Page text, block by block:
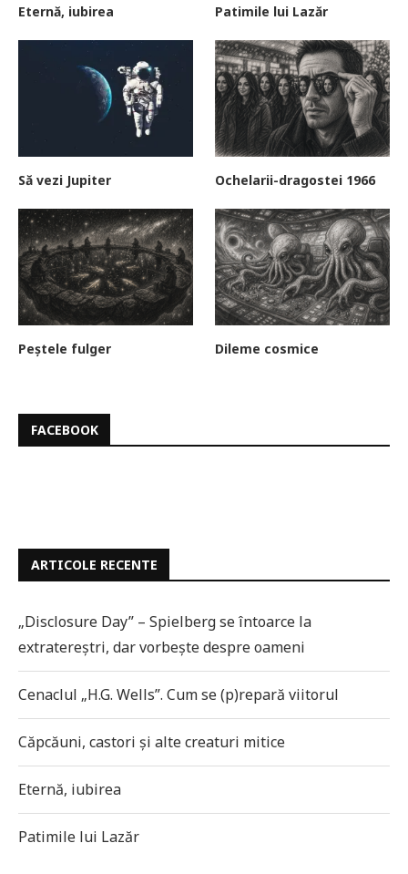
Eternă, iubirea Patimile lui Lazăr
Să vezi Jupiter Ochelarii-dragostei 1966
Peștele fulger Dileme cosmice
FACEBOOK
ARTICOLE RECENTE
„Disclosure Day” – Spielberg se întoarce la
extratereștri, dar vorbește despre oameni
Cenaclul „H.G. Wells”. Cum se (p)repară viitorul
Căpcăuni, castori și alte creaturi mitice
Eternă, iubirea
Patimile lui Lazăr